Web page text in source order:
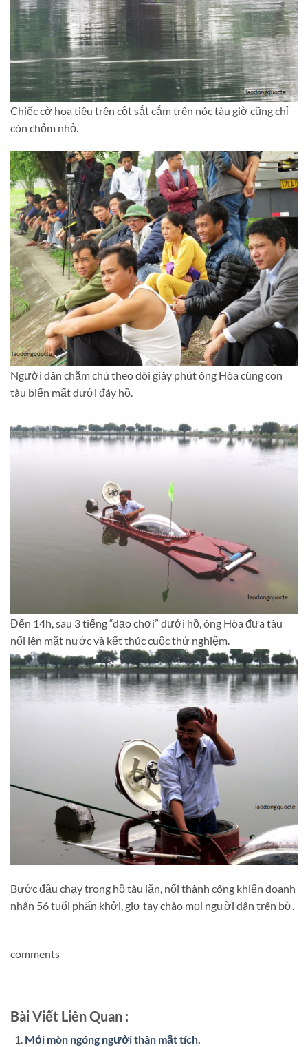
Chiếc cờ hoa tiêu trên cột sắt cắm trên nóc tàu giờ cũng chỉ
còn chỏm nhỏ.
Người dân chăm chú theo dõi giây phút ông Hòa cùng con
tàu biến mất dưới đáy hồ.
Đến 14h, sau 3 tiếng “dạo chơi” dưới hồ, ông Hòa đưa tàu
nổi lên mặt nước và kết thúc cuộc thử nghiệm.
Bước đầu chạy trong hồ tàu lặn, nổi thành công khiến doanh
nhân 56 tuổi phấn khởi, giơ tay chào mọi người dân trên bờ.
comments
Bài Viết Liên Quan :
Mỏi mòn ngóng người thân mất tích.